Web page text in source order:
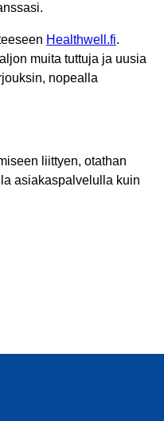
Healthwell.fi.
muita tuttuja ja uusia
nopealla
liittyen, otathan
asiakaspalvelulla kuin